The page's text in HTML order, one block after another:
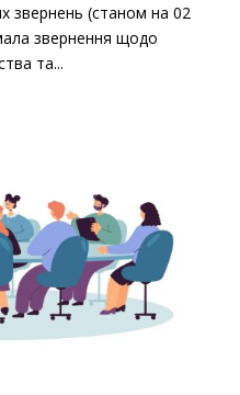
звернень (станом на 02
звернення щодо
та...